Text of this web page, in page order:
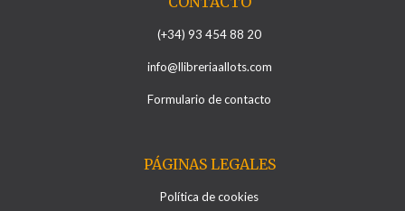
(+34) 93 454 88 20
info@llibreriaallots.com
Formulario de contacto
PÁGINAS LEGALES
Política de cookies